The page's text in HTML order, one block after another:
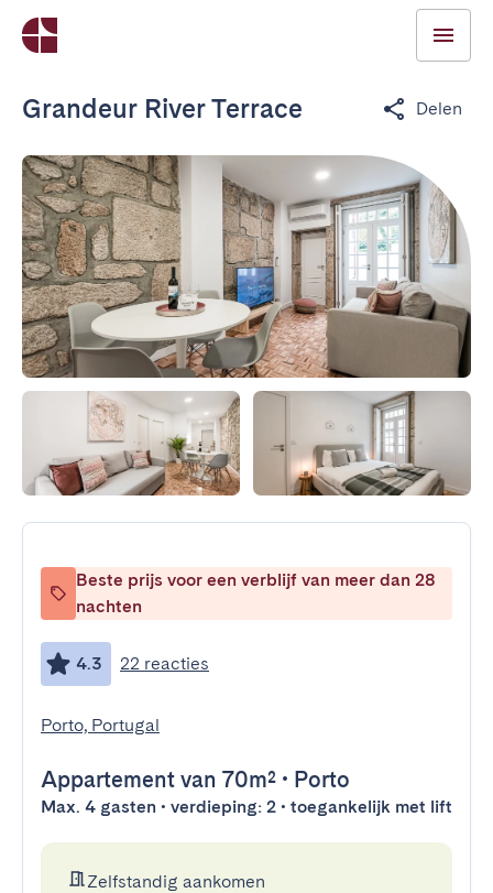
Grandeur River Terrace Delen
Beste prijs voor een verblijf van meer dan 28
nachten
4.3 22 reacties
Porto, Portugal
Appartement van 70m² • Porto
Max. 4 gasten • verdieping: 2 • toegankelijk met lift
Zelfstandig aankomen